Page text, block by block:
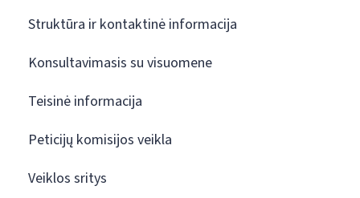
Struktūra ir kontaktinė informacija
Konsultavimasis su visuomene
Teisinė informacija
Peticijų komisijos veikla
Veiklos sritys